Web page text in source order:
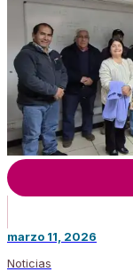
marzo 11, 2026
Noticias